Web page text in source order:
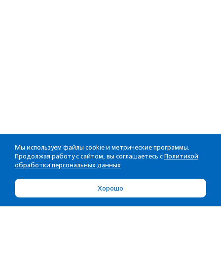
Мы используем файлы cookie и метрические программы.
Продолжая работу с сайтом, вы соглашаетесь с Политикой
обработки персональных данных
Хорошо